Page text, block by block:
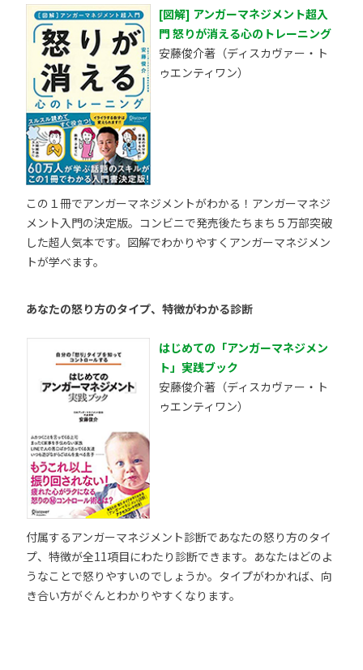
[図解] アンガーマネジメント超入
門 怒りが消える心のトレーニング
安藤俊介著（ディスカヴァー・ト
ゥエンティワン）
この１冊でアンガーマネジメントがわかる！アンガーマネジ
メント入門の決定版。コンビニで発売後たちまち５万部突破
した超人気本です。図解でわかりやすくアンガーマネジメン
トが学べます。
あなたの怒り方のタイプ、特徴がわかる診断
はじめての「アンガーマネジメン
ト」実践ブック
安藤俊介著（ディスカヴァー・ト
ゥエンティワン）
付属するアンガーマネジメント診断であなたの怒り方のタイ
プ、特徴が全11項目にわたり診断できます。あなたはどのよ
うなことで怒りやすいのでしょうか。タイプがわかれば、向
き合い方がぐんとわかりやすくなります。